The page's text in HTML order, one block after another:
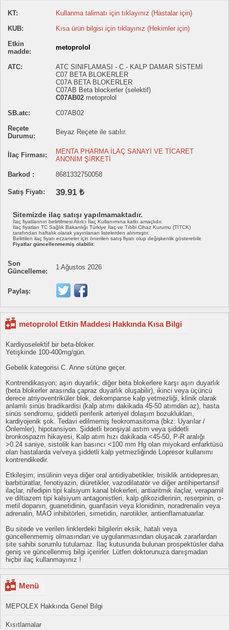
KT:
Kullanma talimatı için tıklayınız (Hastalar için)
KUB:
Kısa ürün bilgisi için tıklayınız (Hekimler için)
Etkin
madde:
metoprolol
ATC:
ATC SINIFLAMASI - C - KALP DAMAR SİSTEMİ
C07 BETA BLOKERLER
C07A BETA BLOKERLER
C07AB Beta blockerler (selektif)
C07AB02 metoprolol
SB.atc:
C07AB02
Reçete
Durumu:
Beyaz Reçete ile satılır.
İlaç Firması:
MENTA PHARMA İLAÇ SANAYİ VE TİCARET
ANONİM ŞİRKETİ
Barkod :
8681332750058
Satış Fiyatı: 39.91 ₺
Sitemizde ilaç satışı yapılmamaktadır.
İlaç fiyatlarının belirtilmesi Akılcı İlaç Kullanımına katkı amaçlıdır.
İlaç fiyatları TC Sağlık Bakanlığı Türkiye İlaç ve Tıbbi Cihaz Kurumu (TİTCK)
tarafından haftalık olarak yayınlanan listelerden alınmıştır.
Belirtilen ilaç fiyatı eczaneler için önerilen satış fiyatı olup değişkenlik gösterebilir.
Fiyatlar güncellenmemiş olabilir.
Son
Güncelleme:
1 Ağustos 2026
Paylaş:
metoprolol Etkin Maddesi Hakkında Kısa Bilgi
Kardiyoselektif bir beta-bloker.
Yetişkinde 100-400mg/gün.
Gebelik kategorisi C. Anne sütüne geçer.
Kontrendikasyon; aşırı duyarlık; diğer beta blokerlere karşı aşırı duyarlık
(beta blokerler arasında çapraz duyarlık oluşabilir), ikinci veya üçüncü
derece atriyoventriküler blok, dekompanse kalp yetmezliği, klinik olarak
anlamlı sinüs bradikardisi (kalp atımı dakikada 45-50 atımdan az), hasta
sinüs sendromu, şiddetli periferik arteriyel dolaşım bozuklukları,
kardiyojenik şok. Tedavi edilmemiş feokromasitoma (bkz: Uyarılar /
Önlemler), hipotansiyon. Şiddetli bronşiyal astım veya şiddetli
bronkospazm hikayesi, Kalp atım hızı dakikada <45-50, P-R aralığı
>0.24 saniye, sistolik kan basıncı <100 mm Hg olan miyokard enfarktüsü
olan hastalarda ve/veya şiddetli kalp yetmezliğinde Lopresor kullanımı
kontrendikedir.
Etkileşim; insülinin veya diğer oral antidiyabetikler, trisiklik antidepresan,
barbitüratlar, fenotiyazin, diüretikler, vazodilatatör ve diğer antihipertansif
ilaçlar, nifedipin tipi kalsiyum kanal blokerleri, antiaritmik ilaçlar, verapamil
ve diltiazem tipi kalsiyum antagonistleri, kalp glikozidlerinin, reserpinin, α-
metil dopanın, guanetidinin, guanfasin veya klonidinin, noradrenalin veya
adrenalin, MAO inhibitörleri, simetidin, narotikler, antienflamatuarlar.
Bu sitede ve verilen linklerdeki bilgilerin eksik, hatalı veya
güncellenmemiş olmasından ve uygulanmasından oluşacak zararlardan
site sahibi sorumlu tutulamaz. İlaç kutusunda bulunan prospektüsler daha
geniş ve güncellenmiş bilgi içerirler. Lütfen doktorunuza danışmadan
hiçbir ilaç kullanmayınız !
Menü
MEPOLEX Hakkında Genel Bilgi
Kısıtlamalar